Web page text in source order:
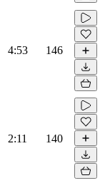
4:53 146
2:11 140